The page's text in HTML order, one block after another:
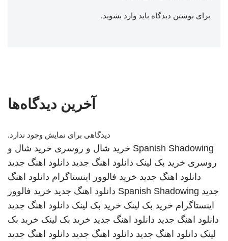
برای نوشتن دیدگاه باید وارد بشوید.
آخرین دیدگاه‌ها
دیدگاهی برای نمایش وجود ندارد.
Spanish Shadowing خرید شال و روسری خرید شال و
روسری خرید بک لینک دانلود اهنگ جدید دانلود اهنگ جدید
دانلود اهنگ جدید خرید فالوور اینستاگرام دانلود اهنگ
جدید Spanish Shadowing دانلود اهنگ جدید خرید فالوور
اینستاگرام خرید بک لینک خرید بک لینک دانلود اهنگ جدید
دانلود اهنگ جدید دانلود اهنگ جدید خرید بک لینک خرید بک
لینک دانلود اهنگ جدید دانلود اهنگ جدید دانلود اهنگ جدید